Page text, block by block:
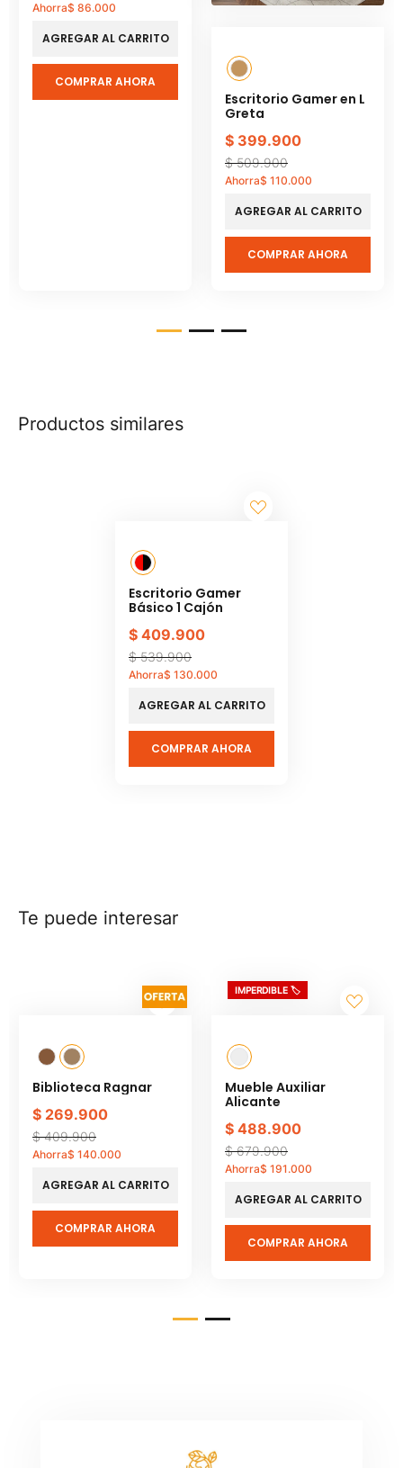
Ahorra$ 86.000
AGREGAR AL CARRITO
COMPRAR AHORA
Escritorio Gamer en L
Greta
$ 509.900
$ 399.900
Ahorra$ 110.000
AGREGAR AL CARRITO
COMPRAR AHORA
Productos similares
Escritorio Gamer
Básico 1 Cajón
$ 539.900
$ 409.900
Ahorra$ 130.000
AGREGAR AL CARRITO
COMPRAR AHORA
Te puede interesar
Biblioteca Ragnar
$ 409.900
$ 269.900
Ahorra$ 140.000
AGREGAR AL CARRITO
COMPRAR AHORA
IMPERDIBLE 🏷️
Mueble Auxiliar
Alicante
$ 679.900
$ 488.900
Ahorra$ 191.000
AGREGAR AL CARRITO
COMPRAR AHORA